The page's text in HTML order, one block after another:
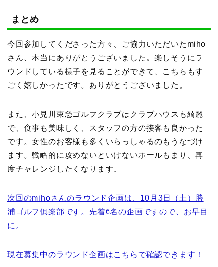
まとめ
今回参加してくださった方々、ご協力いただいたmiho
さん、本当にありがとうございました。楽しそうにラ
ウンドしている様子を見ることができて、こちらもす
ごく嬉しかったです。ありがとうございました。
また、小見川東急ゴルフクラブはクラブハウスも綺麗
で、食事も美味しく、スタッフの方の接客も良かった
です。女性のお客様も多くいらっしゃるのもうなづけ
ます。戦略的に攻めないといけないホールもまり、再
度チャレンジしたくなります。
次回のmihoさんのラウンド企画は、10月3日（土）勝
浦ゴルフ俱楽部です。先着6名の企画ですので、お早目
に。
現在募集中のラウンド企画はこちらで確認できます！